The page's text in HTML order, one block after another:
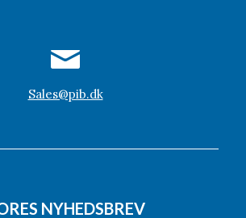
Sales@pib.dk
NYHEDSBREV